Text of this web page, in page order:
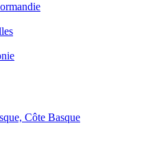
Côte Basque